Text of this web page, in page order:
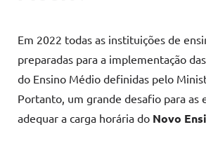
Em 2022 todas as instituições de
preparadas para a implementação
do Ensino Médio definidas pelo
Portanto, um grande desafio para as
adequar a carga horária do Novo